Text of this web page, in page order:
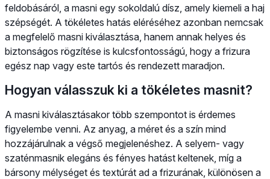
feldobásáról, a masni egy sokoldalú dísz, amely kiemeli a haj
szépségét. A tökéletes hatás eléréséhez azonban nemcsak
a megfelelő masni kiválasztása, hanem annak helyes és
biztonságos rögzítése is kulcsfontosságú, hogy a frizura
egész nap vagy este tartós és rendezett maradjon.
Hogyan válasszuk ki a tökéletes masnit?
A masni kiválasztásakor több szempontot is érdemes
figyelembe venni. Az anyag, a méret és a szín mind
hozzájárulnak a végső megjelenéshez. A selyem- vagy
szaténmasnik elegáns és fényes hatást keltenek, míg a
bársony mélységet és textúrát ad a frizurának, különösen a